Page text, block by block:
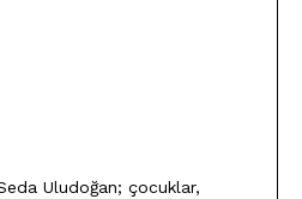
Uludoğan; çocuklar,